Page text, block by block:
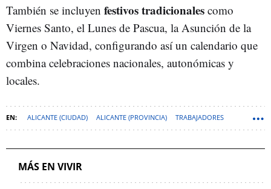
También se incluyen festivos tradicionales como
Viernes Santo, el Lunes de Pascua, la Asunción de la
Virgen o Navidad, configurando así un calendario que
combina celebraciones nacionales, autonómicas y
locales.
ALICANTE (CIUDAD) ALICANTE (PROVINCIA) TRABAJADORES
MÁS EN VIVIR